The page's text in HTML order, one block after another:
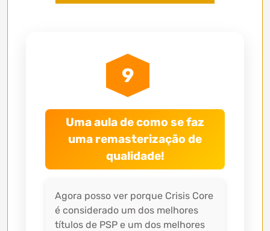
9
Uma aula de como se faz
uma remasterização de
qualidade!
Agora posso ver porque Crisis Core
é considerado um dos melhores
títulos de PSP e um dos melhores